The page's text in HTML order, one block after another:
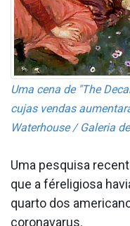
Uma cena de "The
cujas vendas
Waterhouse / Galeria
Uma pesquisa
que a féreligiosa
quarto dos
coronava­rus.